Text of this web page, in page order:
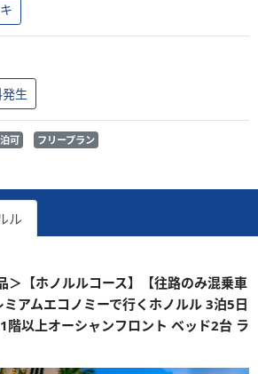
生
可 フリープラン
ル
＞【ホノルルコース】【往路のみ混乗車
アムエコノミーで行くホノルル 3泊5日
階以上オーシャンフロント ベッド2台 ラ